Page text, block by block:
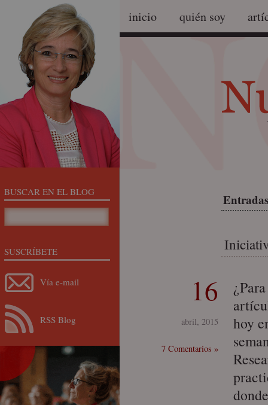
inicio quién soy
16
abril, 2015
7 Comentarios »
hoy
BUSCAR EN EL BLOG
SUSCRÍBETE
Vía e-mail
RSS Blog